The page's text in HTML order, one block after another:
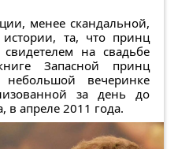
менее скандальной,
та, что принц
на свадьбе
Запасной принц
вечеринке
за день до
в апреле 2011 года.